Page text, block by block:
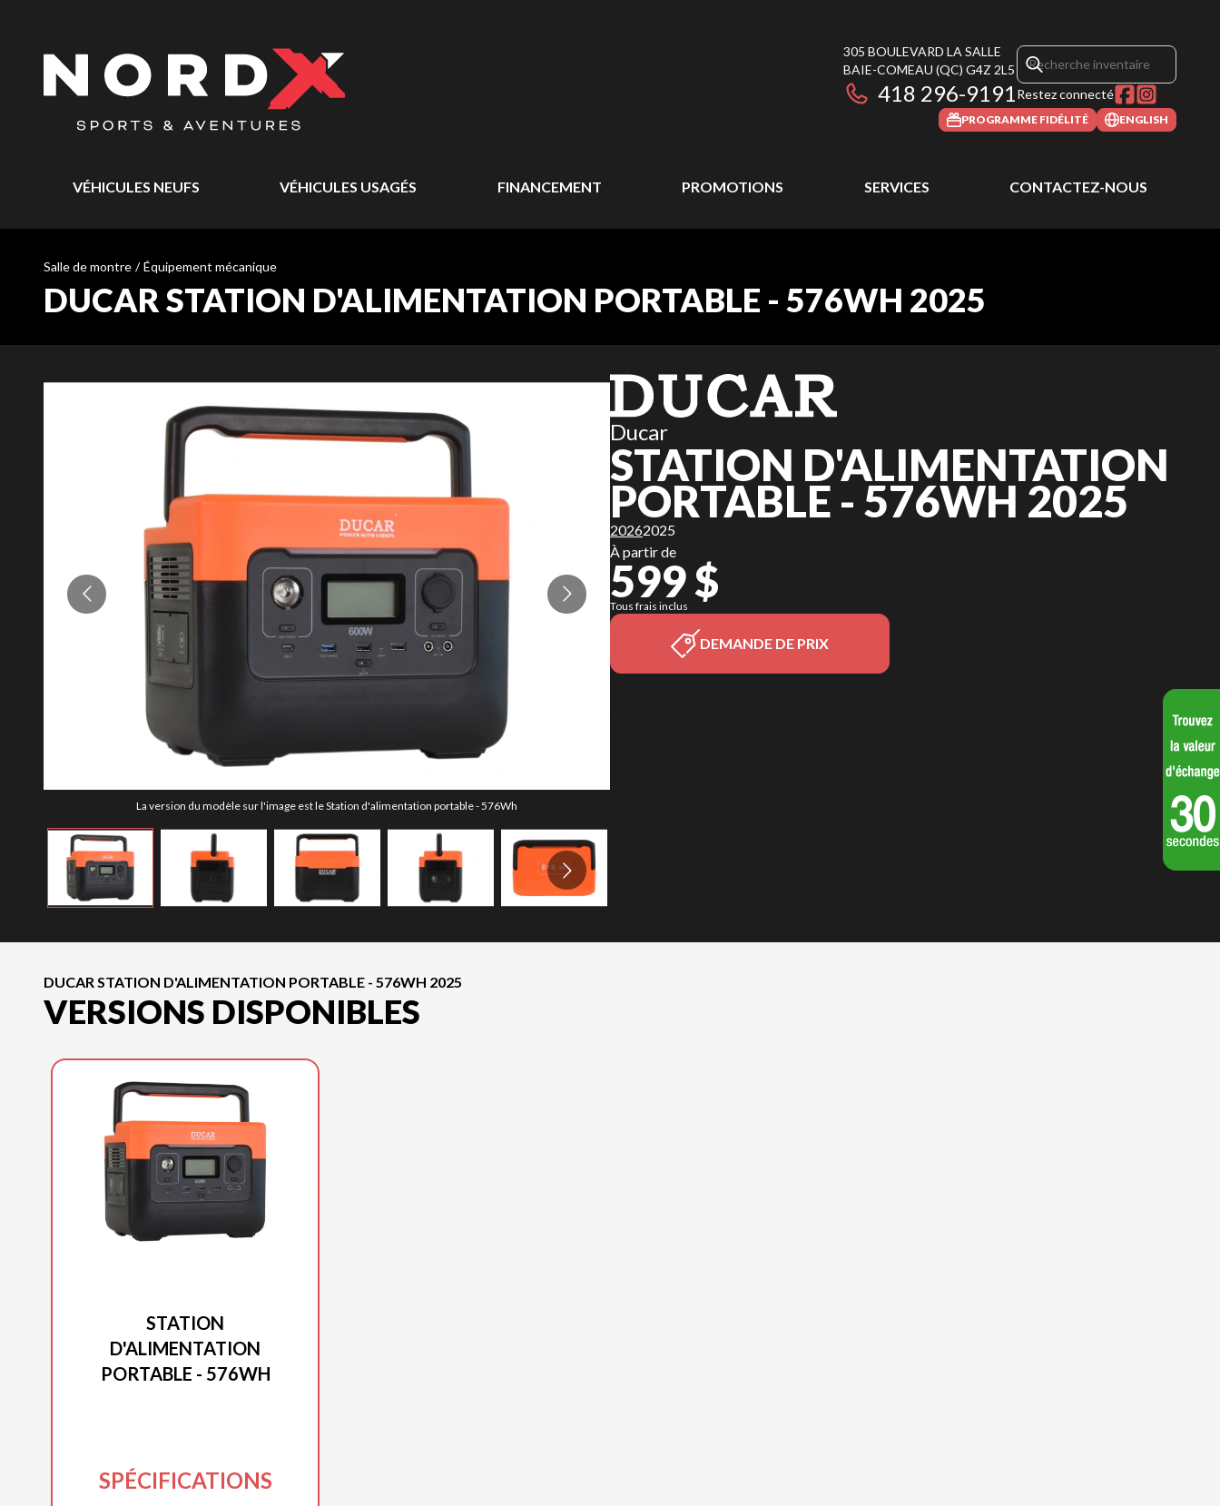
305 BOULEVARD LA SALLE
BAIE-COMEAU (QC) G4Z 2L5
418 296-9191Restez connecté
PROGRAMME FIDÉLITÉ ENGLISH
VÉHICULES NEUFS VÉHICULES USAGÉS FINANCEMENT PROMOTIONS SERVICES CONTACTEZ-NOUS
Salle de montre / Équipement mécanique
DUCAR STATION D'ALIMENTATION PORTABLE - 576WH 2025
La version du modèle sur l'image est le Station d'alimentation portable - 576Wh
Ducar
STATION D'ALIMENTATION
PORTABLE - 576WH 2025
20262025
À partir de
599 $
Tous frais inclus
DEMANDE DE PRIX
DUCAR STATION D'ALIMENTATION PORTABLE - 576WH 2025
VERSIONS DISPONIBLES
STATION
D'ALIMENTATION
PORTABLE - 576WH
SPÉCIFICATIONS